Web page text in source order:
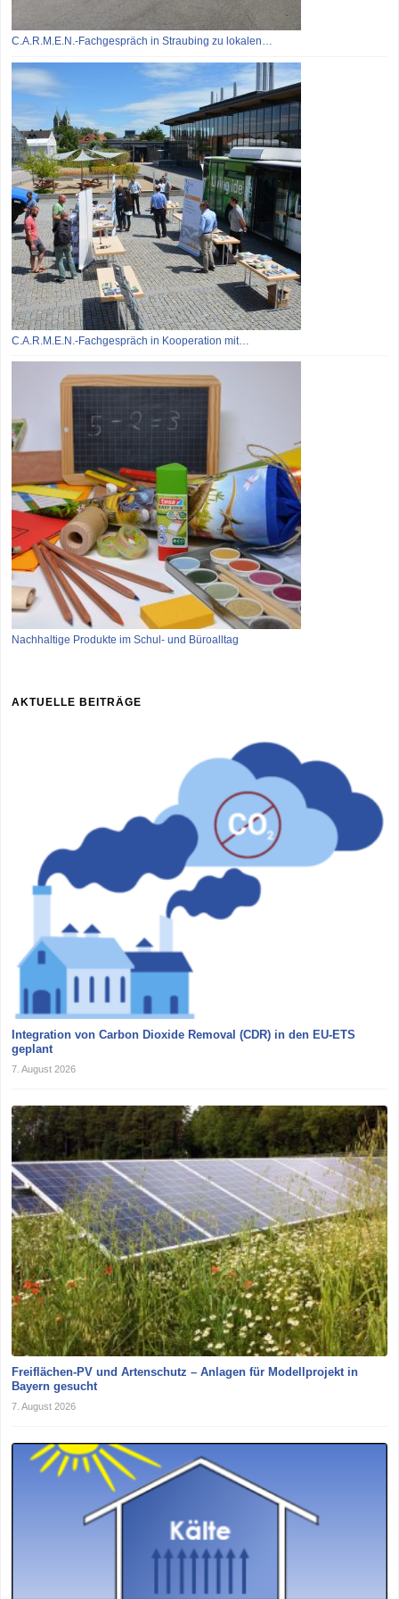
C.A.R.M.E.N.-Fachgespräch in Straubing zu lokalen…
C.A.R.M.E.N.-Fachgespräch in Kooperation mit…
Nachhaltige Produkte im Schul- und Büroalltag
AKTUELLE BEITRÄGE
Integration von Carbon Dioxide Removal (CDR) in den EU-ETS
geplant
7. August 2026
Freiflächen-PV und Artenschutz – Anlagen für Modellprojekt in
Bayern gesucht
7. August 2026